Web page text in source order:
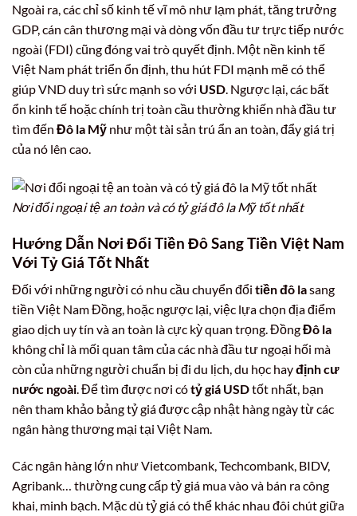
Ngoài ra, các chỉ số kinh tế vĩ mô như lạm phát, tăng trưởng
GDP, cán cân thương mại và dòng vốn đầu tư trực tiếp nước
ngoài (FDI) cũng đóng vai trò quyết định. Một nền kinh tế
Việt Nam phát triển ổn định, thu hút FDI mạnh mẽ có thể
giúp VND duy trì sức mạnh so với USD . Ngược lại, các bất
ổn kinh tế hoặc chính trị toàn cầu thường khiến nhà đầu tư
tìm đến Đô la Mỹ như một tài sản trú ẩn an toàn, đẩy giá trị
của nó lên cao.
Nơi đổi ngoại tệ an toàn và có tỷ giá đô la Mỹ tốt nhất
Hướng Dẫn Nơi Đổi Tiền Đô Sang Tiền Việt Nam
Với Tỷ Giá Tốt Nhất
Đối với những người có nhu cầu chuyển đổi tiền đô lasang
tiền Việt Nam Đồng, hoặc ngược lại, việc lựa chọn địa điểm
giao dịch uy tín và an toàn là cực kỳ quan trọng. ĐồngĐô la
không chỉ là mối quan tâm của các nhà đầu tư ngoại hối mà
còn của những người chuẩn bị đi du lịch, du học hayđịnh cư
nước ngoài. Để tìm được nơi cótỷ giá USDtốt nhất, bạn
nên tham khảo bảng tỷ giá được cập nhật hàng ngày từ các
ngân hàng thương mại tại Việt Nam.
Các ngân hàng lớn như Vietcombank, Techcombank, BIDV,
Agribank… thường cung cấp tỷ giá mua vào và bán ra công
khai, minh bạch. Mặc dù tỷ giá có thể khác nhau đôi chút giữa